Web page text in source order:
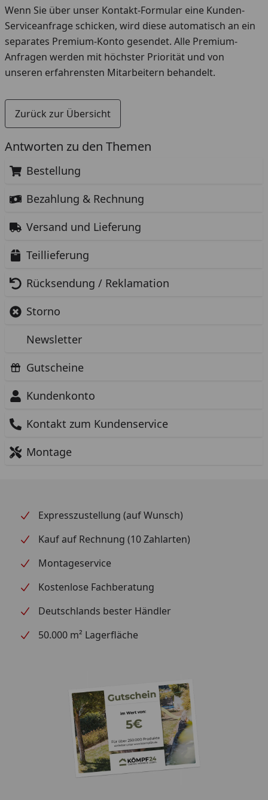
Antworten zu den Themen
Bestellung
Bezahlung & Rechnung
Versand und Lieferung
Teillieferung
Rücksendung / Reklamation
Storno
Newsletter
Gutscheine
Kundenkonto
Kontakt zum Kundenservice
Montage
Wenn Sie über unser Kontakt-Formular eine Kunden-
Serviceanfrage schicken, wird diese automatisch an ein
separates Premium-Konto gesendet. Alle Premium-
Anfragen werden mit höchster Priorität und von
unseren erfahrensten Mitarbeitern behandelt.
Zurück zur Übersicht
Expresszustellung (auf Wunsch)
Kauf auf Rechnung (10 Zahlarten)
Montageservice
Kostenlose Fachberatung
Deutschlands bester Händler
50.000 m² Lagerfläche